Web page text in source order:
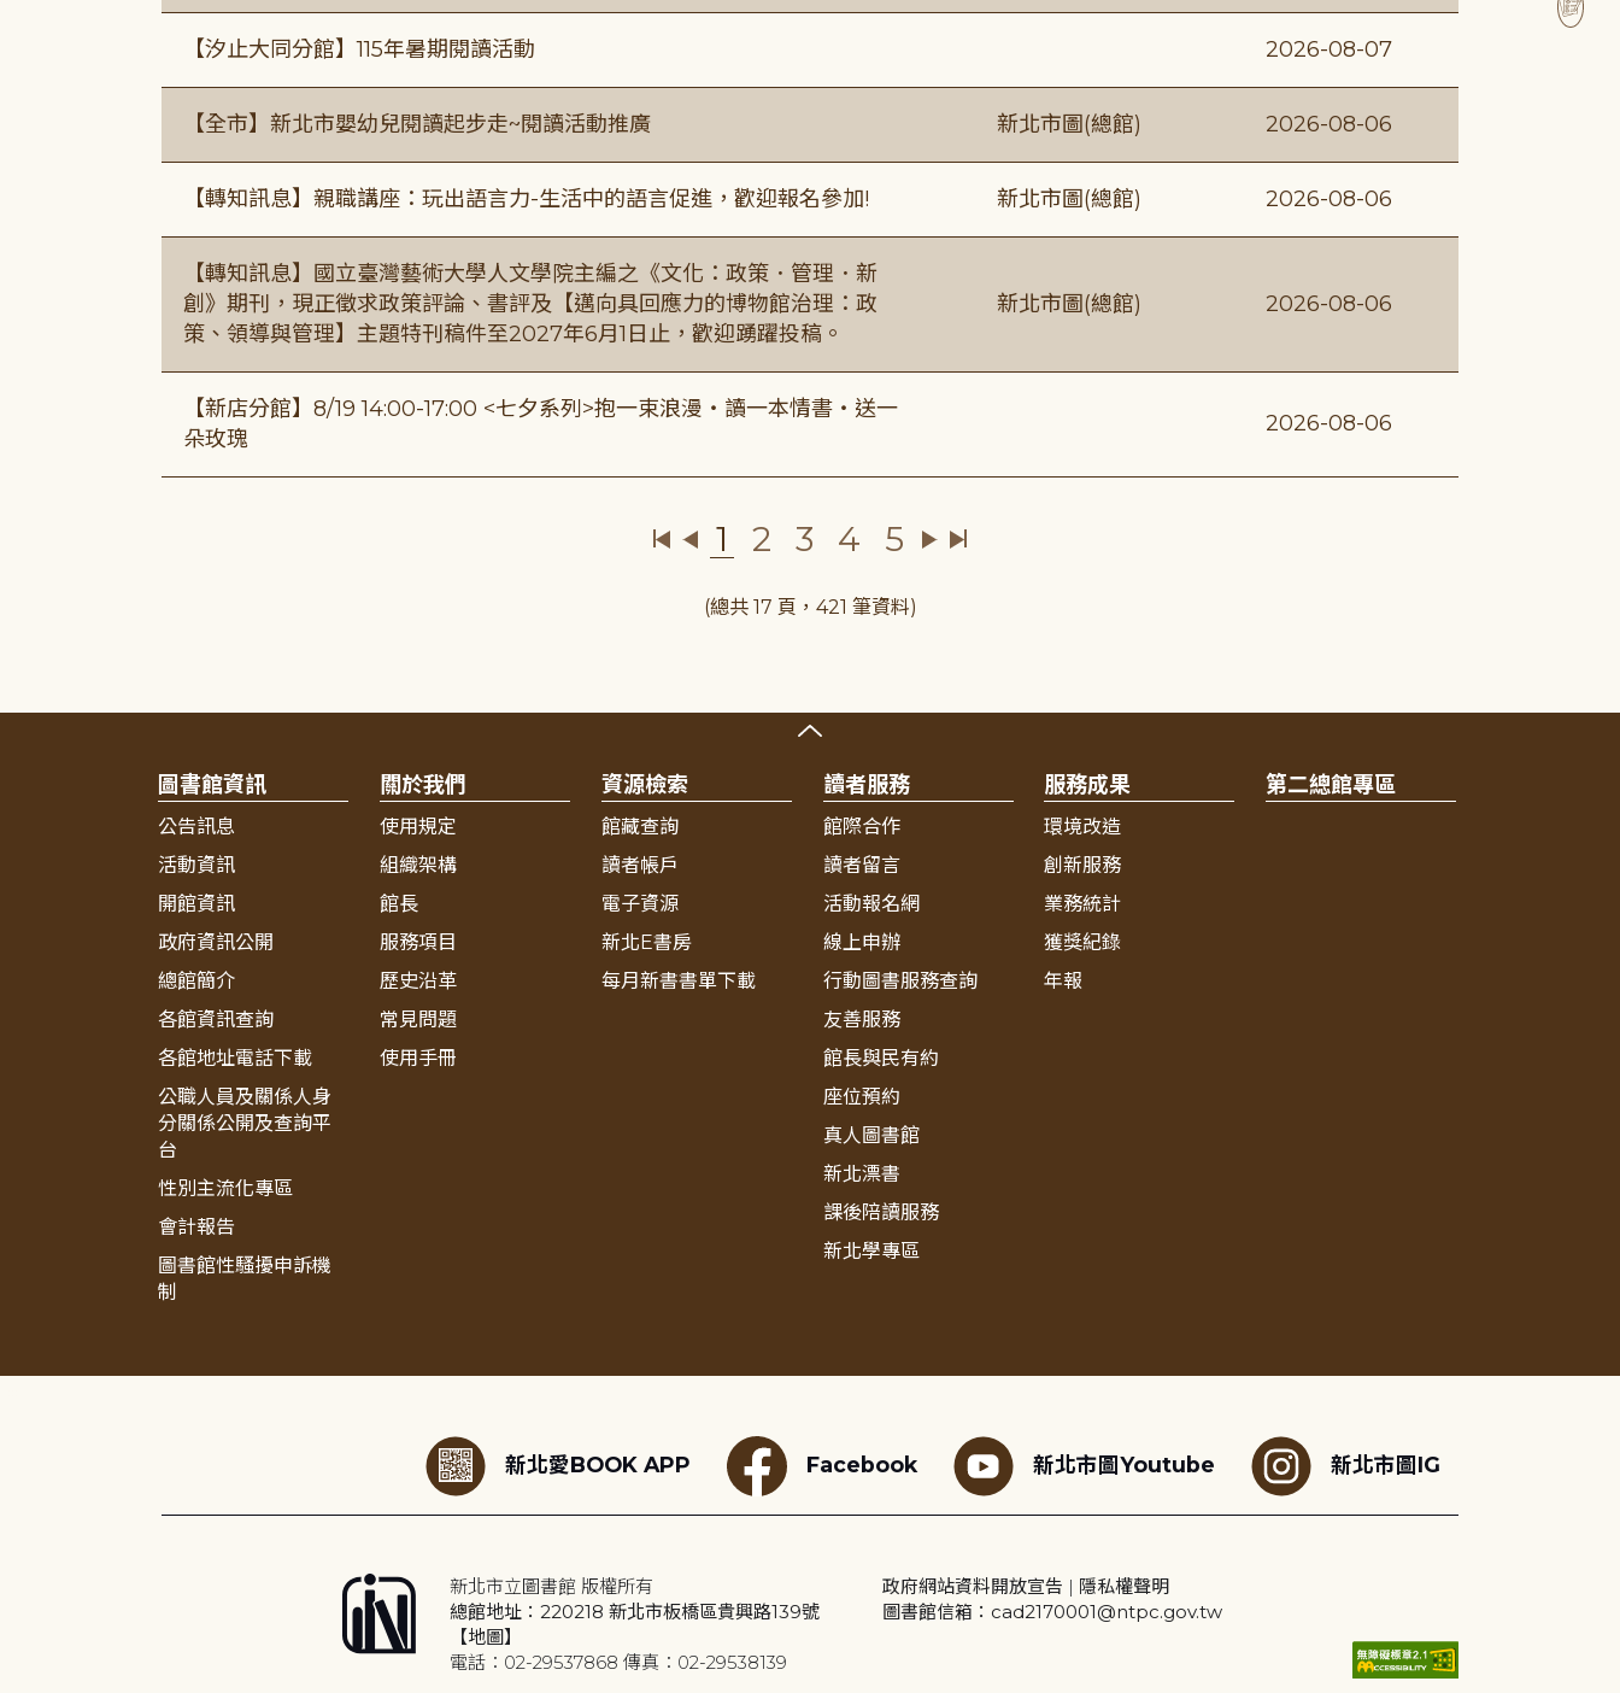
【汐止大同分館】115年暑期閱讀活動 2026-08-07
【全市】新北市嬰幼兒閱讀起步走~閱讀活動推廣 新北市圖(總館) 2026-08-06
【轉知訊息】親職講座：玩出語言力-生活中的語言促進，歡迎報名參加! 新北市圖(總館) 2026-08-06
【轉知訊息】國立臺灣藝術大學人文學院主編之《文化：政策．管理．新
創》期刊，現正徵求政策評論、書評及【邁向具回應力的博物館治理：政
策、領導與管理】主題特刊稿件至2027年6月1日止，歡迎踴躍投稿。
新北市圖(總館) 2026-08-06
【新店分館】8/19 14:00-17:00 <七夕系列>抱一束浪漫・讀一本情書・送一
朵玫瑰
2026-08-06
1 2 3 4 5
(總共 17 頁，421 筆資料)
圖書館資訊
公告訊息
活動資訊
開館資訊
政府資訊公開
總館簡介
各館資訊查詢
各館地址電話下載
公職人員及關係人身
分關係公開及查詢平
台
性別主流化專區
會計報告
圖書館性騷擾申訴機
制
關於我們
使用規定
組織架構
館長
服務項目
歷史沿革
常見問題
使用手冊
資源檢索
館藏查詢
讀者帳戶
電子資源
新北E書房
每月新書書單下載
讀者服務
館際合作
讀者留言
活動報名網
線上申辦
行動圖書服務查詢
友善服務
館長與民有約
座位預約
真人圖書館
新北漂書
課後陪讀服務
新北學專區
服務成果
環境改造
創新服務
業務統計
獲獎紀錄
年報
第二總館專區
新北愛BOOK APP Facebook 新北市圖Youtube 新北市圖IG
新北市立圖書館 版權所有
總館地址：220218 新北市板橋區貴興路139號
【地圖】
電話：02-29537868 傳真：02-29538139
政府網站資料開放宣告 | 隱私權聲明
圖書館信箱：cad2170001@ntpc.gov.tw